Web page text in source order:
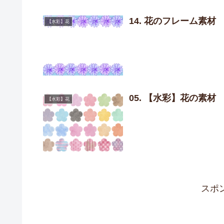
【水彩】花 14. 花のフレーム素材
【水彩】花 05. 【水彩】花の素材
スポ